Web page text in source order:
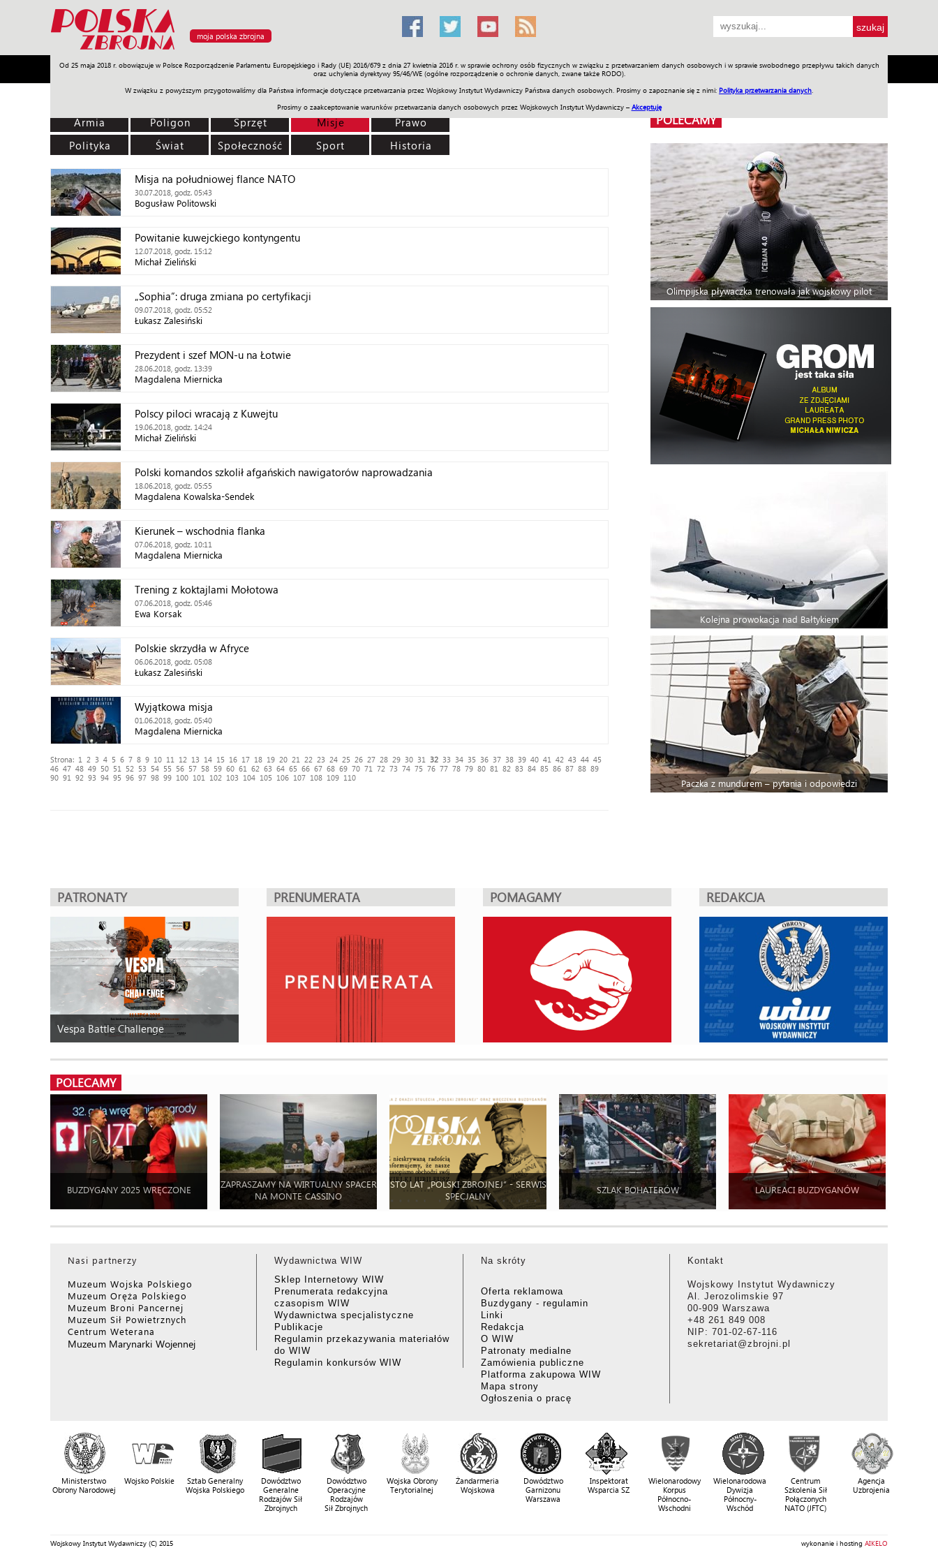
moja polska zbrojna
Od 25 maja 2018 r. obowiązuje w Polsce Rozporządzenie Parlamentu Europejskiego i Rady (UE) 2016/679 z dnia 27 kwietnia 2016 r. w sprawie ochrony osób fizycznych w związku z przetwarzaniem danych osobowych i w sprawie swobodnego przepływu takich danych
oraz uchylenia dyrektywy 95/46/WE (ogólne rozporządzenie o ochronie danych, zwane także RODO).
W związku z powyższym przygotowaliśmy dla Państwa informacje dotyczące przetwarzania przez Wojskowy Instytut Wydawniczy Państwa danych osobowych. Prosimy o zapoznanie się z nimi: Polityka przetwarzania danych
Prosimy o zaakceptowanie warunków przetwarzania danych osobowych przez Wojskowych Instytut Wydawniczy – Akceptuję
Armia Poligon Sprzęt Misje Polityka Prawo Świat Społeczność Sport Historia Galerie Wideo ENGLISH SKLEP Jednodniówki Praca w WIW
Armia Poligon Sprzęt Misje
Prawo
Polityka
Świat Społeczność Sport Historia
Misja na południowej flance NATO
30.07.2018, godz. 05:43
Bogusław Politowski
Powitanie kuwejckiego kontyngentu
12.07.2018, godz. 15:12
Michał Zieliński
„Sophia”: druga zmiana po certyfikacji
09.07.2018, godz. 05:52
Łukasz Zalesiński
Prezydent i szef MON-u na Łotwie
28.06.2018, godz. 13:39
Magdalena Miernicka
Polscy piloci wracają z Kuwejtu
19.06.2018, godz. 14:24
Michał Zieliński
Polski komandos szkolił afgańskich nawigatorów naprowadzania
18.06.2018, godz. 05:55
Magdalena Kowalska-Sendek
Kierunek – wschodnia flanka
07.06.2018, godz. 10:11
Magdalena Miernicka
Trening z koktajlami Mołotowa
07.06.2018, godz. 05:46
Ewa Korsak
Polskie skrzydła w Afryce
06.06.2018, godz. 05:08
Łukasz Zalesiński
Wyjątkowa misja
01.06.2018, godz. 05:40
Magdalena Miernicka
Strona: 1 2 3 4 5 6 7 8 9 10 11 12 13 14 15 16 17 18 19 20 21 22 23 24 25 26 27 28 29 30 31 32 33 34 35 36 37 38 39 40 41 42 43 44 45
46 47 48 49 50 51 52 53 54 55 56 57 58 59 60 61 62 63 64 65 66 67 68 69 70 71 72 73 74 75 76 77 78 79 80 81 82 83 84 85 86 87 88 89
90 91 92 93 94 95 96 97 98 99 100 101 102 103 104 105 106 107 108 109 110
POLECAMY
Olimpijska pływaczka trenowała jak wojskowy pilot
Kolejna prowokacja nad Bałtykiem
Paczka z mundurem – pytania i odpowiedzi
PATRONATY
Vespa Battle Challenge
PRENUMERATA POMAGAMY REDAKCJA
POLECAMY
BUZDYGANY 2025 WRĘCZONE
ZAPRASZAMY NA WIRTUALNY SPACER
NA MONTE CASSINO
STO LAT „POLSKI ZBROJNEJ” - SERWIS
SPECJALNY
SZLAK BOHATERÓW LAUREACI BUZDYGANÓW
Nasi partnerzy
Muzeum Wojska Polskiego
Muzeum Oręża Polskiego
Muzeum Broni Pancernej
Muzeum Sił Powietrznych
Centrum Weterana
Muzeum Marynarki Wojennej
Wydawnictwa WIW
Sklep Internetowy WIW
Prenumerata redakcyjna
czasopism WIW
Wydawnictwa specjalistyczne
Publikacje
Regulamin przekazywania materiałów
do WIW
Regulamin konkursów WIW
Na skróty
Oferta reklamowa
Buzdygany - regulamin
Linki
Redakcja
O WIW
Patronaty medialne
Zamówienia publiczne
Platforma zakupowa WIW
Mapa strony
Ogłoszenia o pracę
Kontakt
Wojskowy Instytut Wydawniczy
Al. Jerozolimskie 97
00-909 Warszawa
+48 261 849 008
NIP: 701-02-67-116
sekretariat@zbrojni.pl
Ministerstwo
Obrony Narodowej
Wojsko Polskie
Sztab Generalny
Wojska Polskiego
Dowództwo
Generalne
Rodzajów Sił
Zbrojnych
Dowództwo
Operacyjne
Rodzajów
Sił Zbrojnych
Wojska Obrony
Terytorialnej
Żandarmeria
Wojskowa
Dowództwo
Garnizonu
Warszawa
Inspektorat
Wsparcia SZ
Wielonarodowy
Korpus
Północno-
Wschodni
Wielonarodowa
Dywizja
Północny-
Wschód
Centrum
Szkolenia Sił
Połączonych
NATO (JFTC)
Agencja
Uzbrojenia
Wojskowy Instytut Wydawniczy (C) 2015 wykonanie i hosting AIKELO